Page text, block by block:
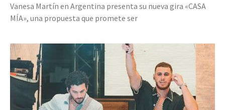
Vanesa Martín en Argentina presenta su nueva gira «CASA
MÍA», una propuesta que promete ser